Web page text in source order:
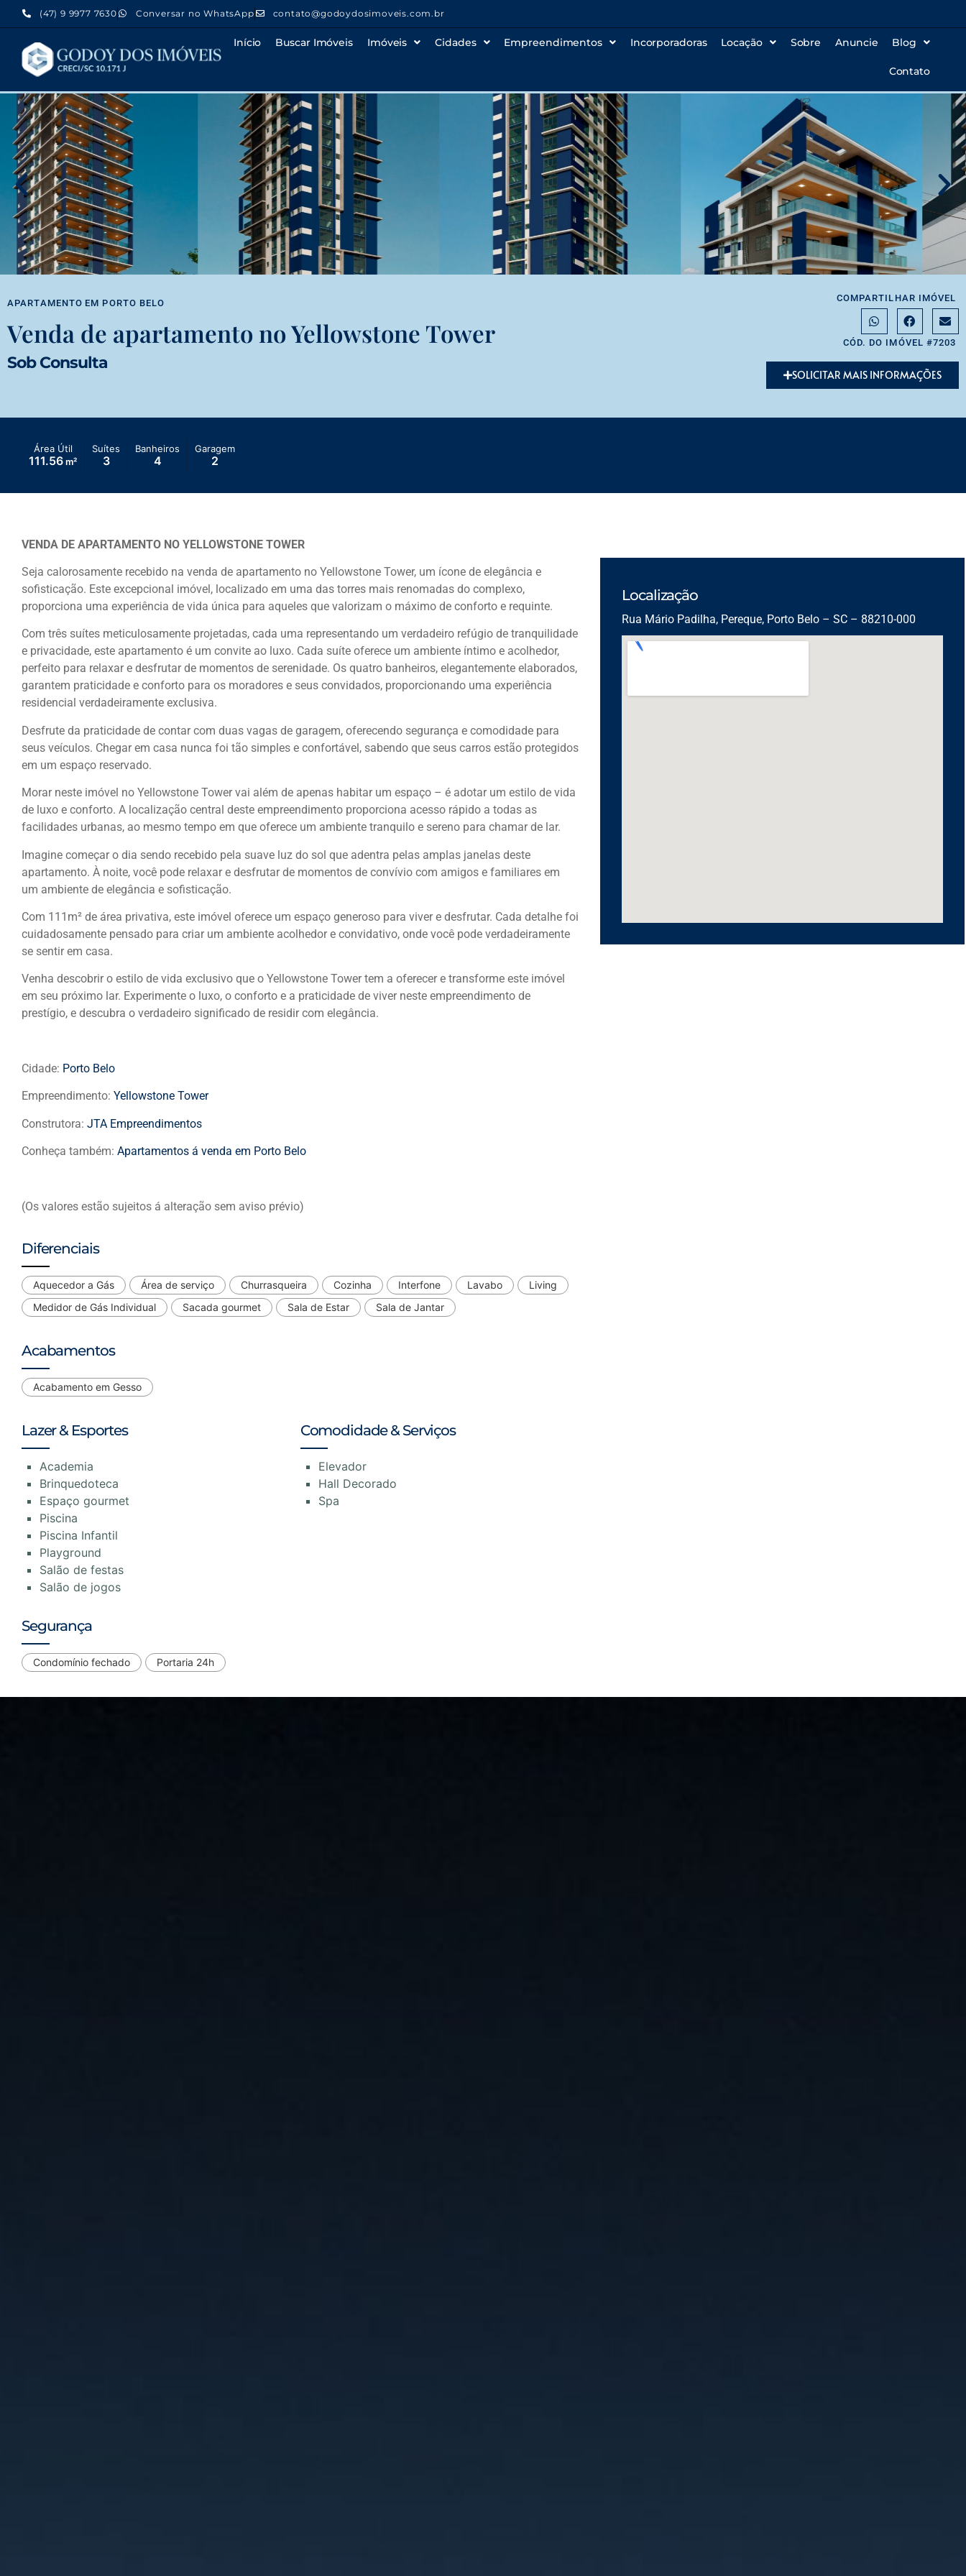
(47) 9 9977 7630 Conversar no WhatsApp contato@godoydosimoveis.com.br
Início Buscar Imóveis Imóveis Cidades Empreendimentos Incorporadoras Locação Sobre Anuncie Blog
Contato
APARTAMENTO EM PORTO BELO
Venda de apartamento no Yellowstone Tower
Sob Consulta
COMPARTILHAR IMÓVEL
CÓD. DO IMÓVEL #7203
SOLICITAR MAIS INFORMAÇÕES
Área Útil
111.56 m²
Suítes
3
Banheiros
4
Garagem
2
VENDA DE APARTAMENTO NO YELLOWSTONE TOWER
Seja calorosamente recebido na venda de apartamento no Yellowstone Tower, um ícone de elegância e
sofisticação. Este excepcional imóvel, localizado em uma das torres mais renomadas do complexo,
proporciona uma experiência de vida única para aqueles que valorizam o máximo de conforto e requinte.
Com três suítes meticulosamente projetadas, cada uma representando um verdadeiro refúgio de tranquilidade
e privacidade, este apartamento é um convite ao luxo. Cada suíte oferece um ambiente íntimo e acolhedor,
perfeito para relaxar e desfrutar de momentos de serenidade. Os quatro banheiros, elegantemente elaborados,
garantem praticidade e conforto para os moradores e seus convidados, proporcionando uma experiência
residencial verdadeiramente exclusiva.
Desfrute da praticidade de contar com duas vagas de garagem, oferecendo segurança e comodidade para
seus veículos. Chegar em casa nunca foi tão simples e confortável, sabendo que seus carros estão protegidos
em um espaço reservado.
Morar neste imóvel no Yellowstone Tower vai além de apenas habitar um espaço – é adotar um estilo de vida
de luxo e conforto. A localização central deste empreendimento proporciona acesso rápido a todas as
facilidades urbanas, ao mesmo tempo em que oferece um ambiente tranquilo e sereno para chamar de lar.
Imagine começar o dia sendo recebido pela suave luz do sol que adentra pelas amplas janelas deste
apartamento. À noite, você pode relaxar e desfrutar de momentos de convívio com amigos e familiares em
um ambiente de elegância e sofisticação.
Com 111m² de área privativa, este imóvel oferece um espaço generoso para viver e desfrutar. Cada detalhe foi
cuidadosamente pensado para criar um ambiente acolhedor e convidativo, onde você pode verdadeiramente
se sentir em casa.
Venha descobrir o estilo de vida exclusivo que o Yellowstone Tower tem a oferecer e transforme este imóvel
em seu próximo lar. Experimente o luxo, o conforto e a praticidade de viver neste empreendimento de
prestígio, e descubra o verdadeiro significado de residir com elegância.
Cidade: Porto Belo
Empreendimento: Yellowstone Tower
Construtora: JTA Empreendimentos
Conheça também: Apartamentos á venda em Porto Belo
(Os valores estão sujeitos á alteração sem aviso prévio)
Diferenciais
Aquecedor a Gás Área de serviço Churrasqueira Cozinha Interfone Lavabo
Living
Medidor de Gás Individual
Sacada gourmet Sala de Estar Sala de Jantar
Acabamentos
Acabamento em Gesso
Lazer & Esportes
Academia
Brinquedoteca
Espaço gourmet
Piscina
Piscina Infantil
Playground
Salão de festas
Salão de jogos
Comodidade & Serviços
Elevador
Hall Decorado
Spa
Segurança
Condomínio fechado Portaria 24h
Localização
Rua Mário Padilha, Pereque, Porto Belo – SC – 88210-000